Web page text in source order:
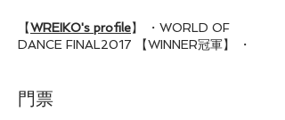
【WREIKO's profile】 ・WORLD OF
DANCE FINAL2017 【WINNER冠軍】 ・
2017 【WINNER冠軍】 ・LEGEND
TOKYO 2013【2nd Price亞軍】【Special
門票